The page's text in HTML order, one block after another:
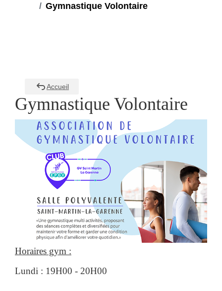
Gymnastique Volontaire
Accueil
Gymnastique Volontaire
Horaires gym :
Lundi : 19H00 - 20H00